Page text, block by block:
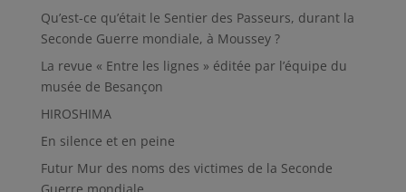
Qu’est-ce qu’était le Sentier des Passeurs, durant la
Seconde Guerre mondiale, à Moussey ?
La revue « Entre les lignes » éditée par l’équipe du
musée de Besançon
HIROSHIMA
En silence et en peine
Futur Mur des noms des victimes de la Seconde
Guerre mondiale